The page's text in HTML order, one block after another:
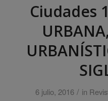
Ciudades
6 julio, 2016 / in